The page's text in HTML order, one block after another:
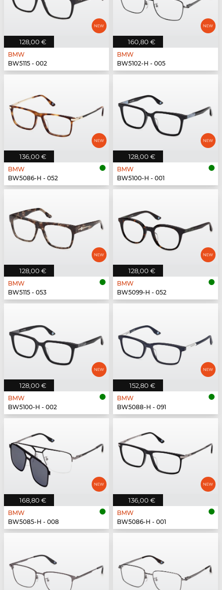
128,00 €
BMW
BW5115 - 002
160,80 €
BMW
BW5102-H - 005
136,00 €
BMW
BW5086-H - 052
128,00 €
BMW
BW5100-H - 001
128,00 €
BMW
BW5115 - 053
128,00 €
BMW
BW5099-H - 052
128,00 €
BMW
BW5100-H - 002
152,80 €
BMW
BW5088-H - 091
168,80 €
BMW
BW5085-H - 008
136,00 €
BMW
BW5086-H - 001